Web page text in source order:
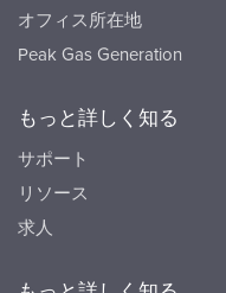
オフィス所在地
Peak Gas Generation
もっと詳しく知る
サポート
リソース
求人